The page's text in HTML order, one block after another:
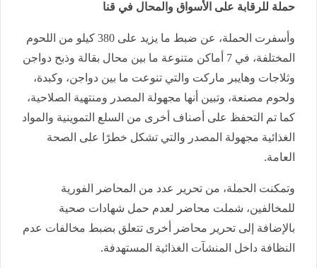
حملة للرقابة على الأسواق والمحال في قنا
وأسفرت الحملة، عن ضبط ما يزيد على 380 كيلو من اللحوم
المختلفة، في 7 أماكن متنوعة ما بين محال بقالة وذبح دواجن
وثلاجات وهايبر ماركت والتي تنوعت ما بين دواجن، وكبدة،
ولحوم مصنعة، وتبين أنها مجهولة المصدر ومنتهية الصلاحية،
كما تم التحفظ على أصناف أخرى من السلع التموينية والمواد
الغذائية مجهولة المصدر والتي تشكل خطرًا على الصحة
العامة.
وتمكنت الحملة، من تحرير عدد من المحاضر الفورية
للمخالفين، شملت محاضر لعدم حمل شهادات صحية
بالإضافة إلى تحرير محاضر أخرى تتعلق بضبط مخالفات عدم
النظافة داخل المنشآت الغذائية المستهدفة.